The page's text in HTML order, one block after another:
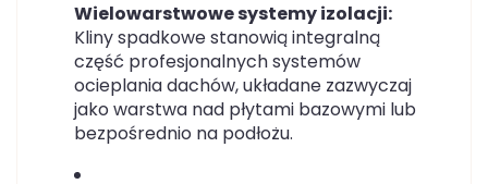
Wielowarstwowe systemy izolacji:
Kliny spadkowe stanowią integralną
część profesjonalnych systemów
ocieplania dachów, układane zazwyczaj
jako warstwa nad płytami bazowymi lub
bezpośrednio na podłożu.